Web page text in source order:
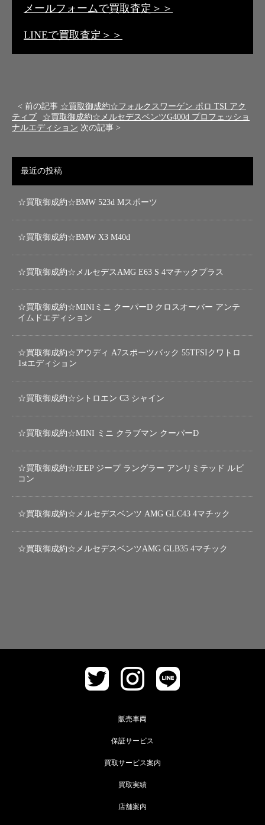
メールフォームで買取査定＞＞
LINEで買取査定＞＞
< 前の記事 ☆買取御成約☆フォルクスワーゲン ポロ TSI アク
ティブ
☆買取御成約☆メルセデスベンツG400d プロフェッショ
ナルエディション 次の記事 >
最近の投稿
☆買取御成約☆BMW 523d Mスポーツ
☆買取御成約☆BMW X3 M40d
☆買取御成約☆メルセデスAMG E63 S 4マチックプラス
☆買取御成約☆MINIミニ クーパーD クロスオーバー アンテ
イムドエディション
☆買取御成約☆アウディ A7スポーツバック 55TFSIクワトロ
1stエディション
☆買取御成約☆シトロエン C3 シャイン
☆買取御成約☆MINI ミニ クラブマン クーパーD
☆買取御成約☆JEEP ジープ ラングラー アンリミテッド ルビ
コン
☆買取御成約☆メルセデスベンツ AMG GLC43 4マチック
☆買取御成約☆メルセデスベンツAMG GLB35 4マチック
販売車両
保証サービス
買取サービス案内
買取実績
店舗案内